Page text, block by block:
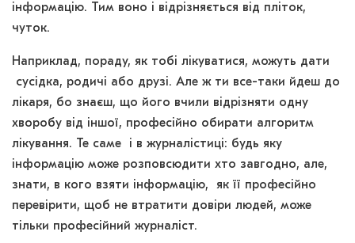
інформацію. Тим воно і відрізняється від пліток,
чуток.
Наприклад, пораду, як тобі лікуватися, можуть дати
сусідка, родичі або друзі. Але ж ти все-таки йдеш до
лікаря, бо знаєш, що його вчили відрізняти одну
хворобу від іншої, професійно обирати алгоритм
лікування. Те саме і в журналістиці: будь яку
інформацію може розповсюдити хто завгодно, але,
знати, в кого взяти інформацію, як її професійно
перевірити, щоб не втратити довіри людей, може
тільки професійний журналіст.